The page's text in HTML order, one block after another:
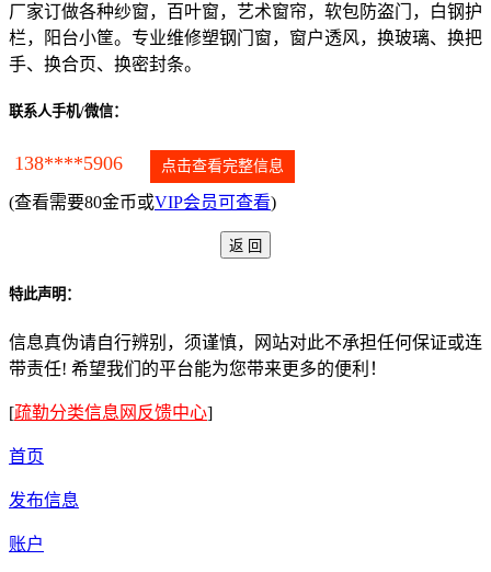
厂家订做各种纱窗，百叶窗，艺术窗帘，软包防盗门，白钢护
栏，阳台小筐。专业维修塑钢门窗，窗户透风，换玻璃、换把
手、换合页、换密封条。
联系人手机/微信：
138****5906 点击查看完整信息
(查看需要80金币或VIP会员可查看)
特此声明：
信息真伪请自行辨别，须谨慎，网站对此不承担任何保证或连
带责任! 希望我们的平台能为您带来更多的便利！
[疏勒分类信息网反馈中心]
首页
发布信息
账户